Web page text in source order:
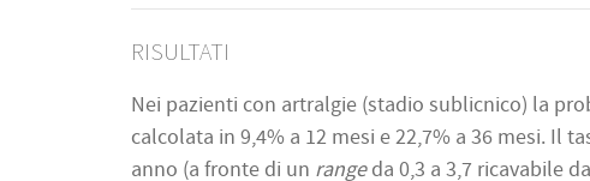
RISULTATI
Nei pazienti con artralgie (stadio sublicnico) la
calcolata in 9,4% a 12 mesi e 22,7% a 36 mesi. Il
anno (a fronte di un rangeda 0,3 a 3,7 ricavabile